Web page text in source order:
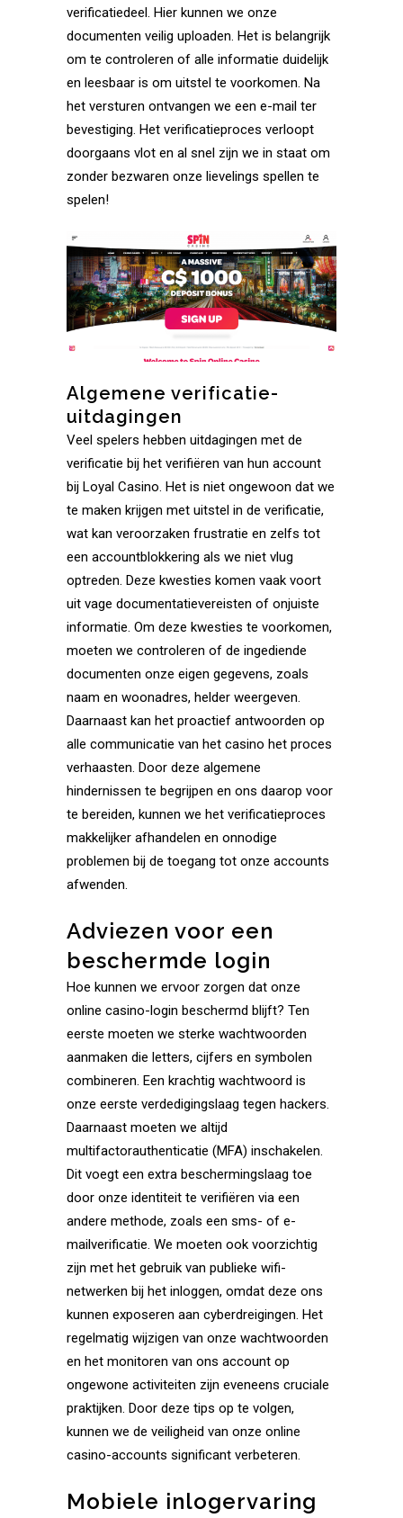
verificatiedeel. Hier kunnen we onze
documenten veilig uploaden. Het is belangrijk
om te controleren of alle informatie duidelijk
en leesbaar is om uitstel te voorkomen. Na
het versturen ontvangen we een e-mail ter
bevestiging. Het verificatieproces verloopt
doorgaans vlot en al snel zijn we in staat om
zonder bezwaren onze lievelings spellen te
spelen!
Algemene verificatie-
uitdagingen
Veel spelers hebben uitdagingen met de
verificatie bij het verifiëren van hun account
bij Loyal Casino. Het is niet ongewoon dat we
te maken krijgen met uitstel in de verificatie,
wat kan veroorzaken frustratie en zelfs tot
een accountblokkering als we niet vlug
optreden. Deze kwesties komen vaak voort
uit vage documentatievereisten of onjuiste
informatie. Om deze kwesties te voorkomen,
moeten we controleren of de ingediende
documenten onze eigen gegevens, zoals
naam en woonadres, helder weergeven.
Daarnaast kan het proactief antwoorden op
alle communicatie van het casino het proces
verhaasten. Door deze algemene
hindernissen te begrijpen en ons daarop voor
te bereiden, kunnen we het verificatieproces
makkelijker afhandelen en onnodige
problemen bij de toegang tot onze accounts
afwenden.
Adviezen voor een
beschermde login
Hoe kunnen we ervoor zorgen dat onze
online casino-login beschermd blijft? Ten
eerste moeten we sterke wachtwoorden
aanmaken die letters, cijfers en symbolen
combineren. Een krachtig wachtwoord is
onze eerste verdedigingslaag tegen hackers.
Daarnaast moeten we altijd
multifactorauthenticatie (MFA) inschakelen.
Dit voegt een extra beschermingslaag toe
door onze identiteit te verifiëren via een
andere methode, zoals een sms- of e-
mailverificatie. We moeten ook voorzichtig
zijn met het gebruik van publieke wifi-
netwerken bij het inloggen, omdat deze ons
kunnen exposeren aan cyberdreigingen. Het
regelmatig wijzigen van onze wachtwoorden
en het monitoren van ons account op
ongewone activiteiten zijn eveneens cruciale
praktijken. Door deze tips op te volgen,
kunnen we de veiligheid van onze online
casino-accounts significant verbeteren.
Mobiele inlogervaring